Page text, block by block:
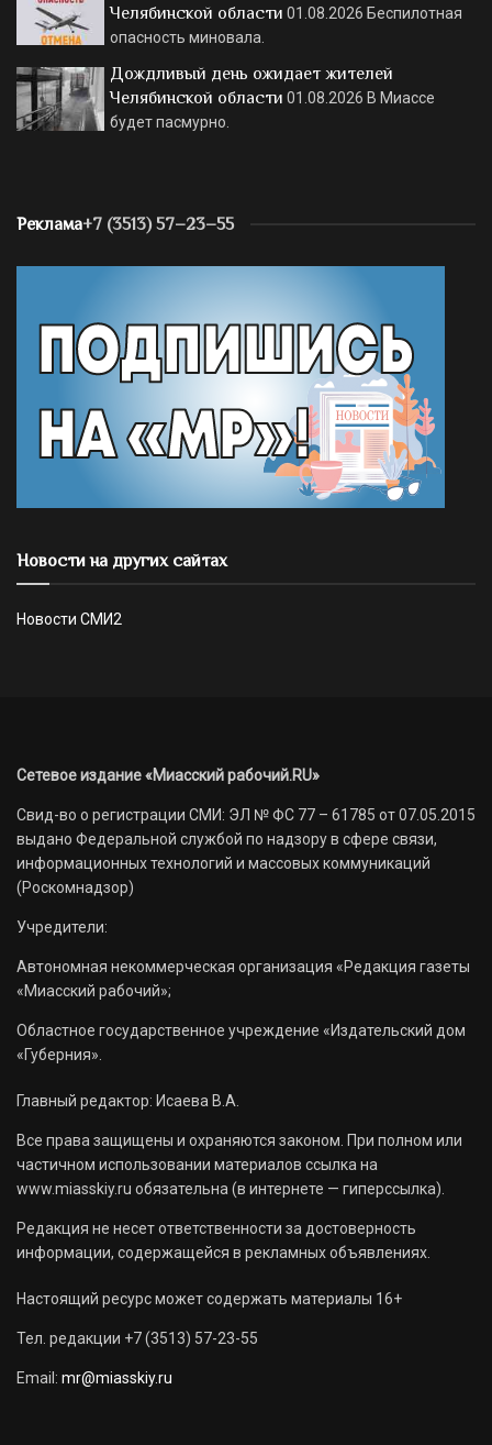
Челябинской области 01.08.2026 Беспилотная
опасность миновала.
Дождливый день ожидает жителей
Челябинской области 01.08.2026 В Миассе
будет пасмурно.
Реклама+7 (3513) 57–23–55
Новости на других сайтах
Новости СМИ2
Сетевое издание «Миасский рабочий.RU»
Свид-во о регистрации СМИ: ЭЛ № ФС 77 – 61785 от 07.05.2015
выдано Федеральной службой по надзору в сфере связи,
информационных технологий и массовых коммуникаций
(Роскомнадзор)
Учредители:
Автономная некоммерческая организация «Редакция газеты
«Миасский рабочий»;
Областное государственное учреждение «Издательский дом
«Губерния».
Главный редактор: Исаева В.А.
Все права защищены и охраняются законом. При полном или
частичном использовании материалов ссылка на
www.miasskiy.ru обязательна (в интернете — гиперссылка).
Редакция не несет ответственности за достоверность
информации, содержащейся в рекламных объявлениях.
Настоящий ресурс может содержать материалы 16+
Тел. редакции +7 (3513) 57-23-55
Email: mr@miasskiy.ru